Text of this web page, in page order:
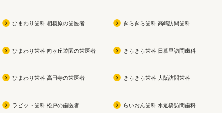
ひまわり歯科 相模原の歯医者
ひまわり歯科 向ヶ丘遊園の歯医者
ひまわり歯科 高円寺の歯医者
ラビット歯科 松戸の歯医者
きらきら歯科 高崎訪問歯科
きらきら歯科 日暮里訪問歯科
きらきら歯科 大阪訪問歯科
らいおん歯科 水道橋訪問歯科